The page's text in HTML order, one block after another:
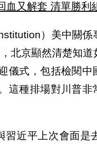
又解套 清單勝利
）美中關係
北京顯然清楚知
儀式，包括檢閱中
這種排場對川普非
習近平上次會面是